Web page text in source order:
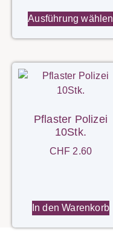
Ausführung wählen
Pflaster Polizei
10Stk.
CHF 2.60
In den Warenkorb